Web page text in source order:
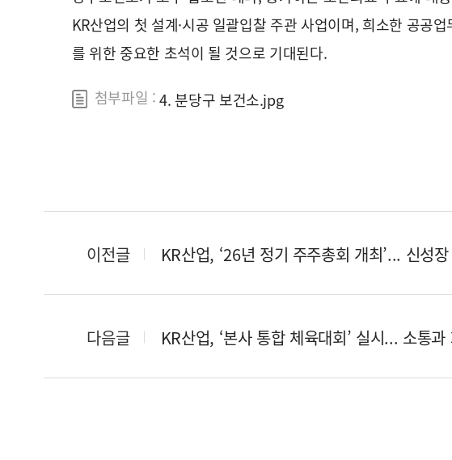
KR산업의 첫 설계·시공 일괄입찰 주관 사업이며, 희소한 공공
를 위한 중요한 초석이 될 것으로 기대된다.
첨부파일 :4. 분당구 보건소.jpg
이전글 KR산업, ‘26년 정기 주주총회 개최’... 신성
다음글 KR산업, ‘본사 통합 체육대회’ 실시... 소통